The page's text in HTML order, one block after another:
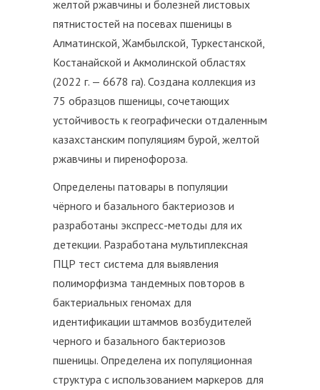
желтой ржавчины и болезней листовых
пятнистостей на посевах пшеницы в
Алматинской, Жамбылской, Туркестанской,
Костанайской и Акмолинской областях
(2022 г. — 6678 га). Создана коллекция из
75 образцов пшеницы, сочетающих
устойчивость к географически отдаленным
казахстанским популяциям бурой, желтой
ржавчины и пиренофороза.
Определены патовары в популяции
чёрного и базального бактериозов и
разработаны экспресс-методы для их
детекции. Разработана мультиплексная
ПЦР тест система для выявления
полиморфизма тандемных повторов в
бактериальных геномах для
идентификации штаммов возбудителей
черного и базального бактериозов
пшеницы. Определена их популяционная
структура с использованием маркеров для